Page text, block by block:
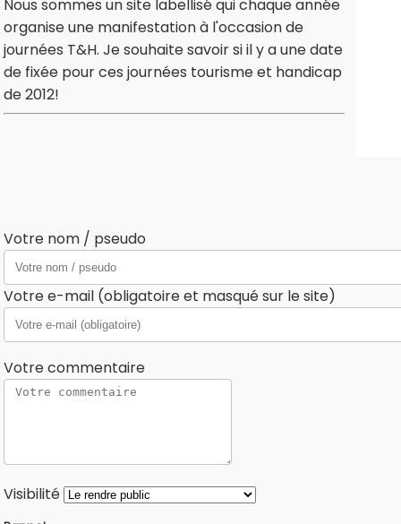
Nous sommes un site labellisé qui chaque année
organise une manifestation à l'occasion de
journées T&H. Je souhaite savoir si il y a une date
de fixée pour ces journées tourisme et handicap
de 2012!
Votre nom / pseudo
Votre e-mail (obligatoire et masqué sur le site)
Votre commentaire
Visibilité